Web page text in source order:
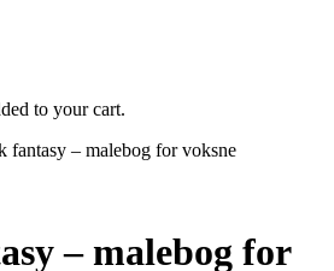
to your cart.
fantasy – malebog for voksne
– malebog for